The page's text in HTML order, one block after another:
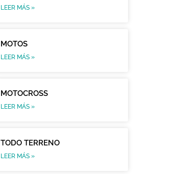
LEER MÁS »
MOTOS
LEER MÁS »
MOTOCROSS
LEER MÁS »
TODO TERRENO
LEER MÁS »